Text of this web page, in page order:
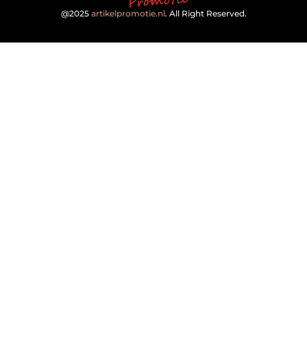
@2025 artikelpromotie.nl. All Right Reserved.